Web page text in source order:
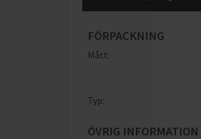
FÖRPACKNING
Mått:
Typ:
ÖVRIG INFORMATION